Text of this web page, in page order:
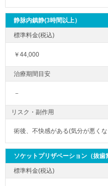
静脉内鎮静(3時間以上）
￥44,000
－
リスク・副作用
術後、不快感がある(気分が悪くな
ソケットプリザベーション（抜歯